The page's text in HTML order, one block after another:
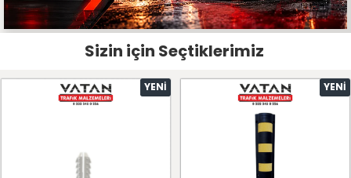
Sizin için Seçtiklerimiz
YENI YENI